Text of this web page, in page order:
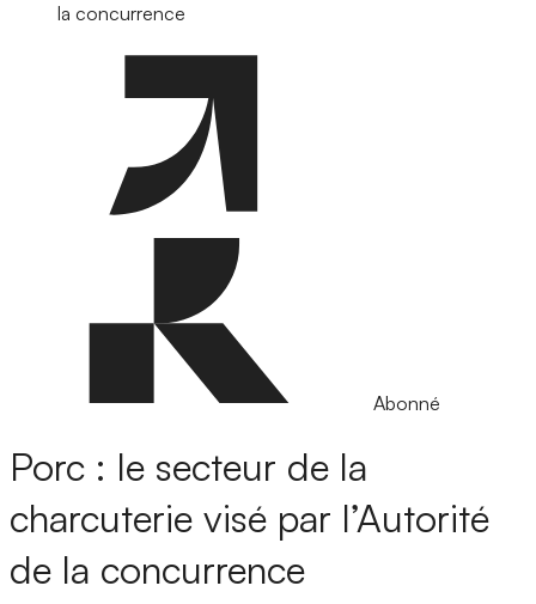
la concurrence
Abonné
Porc : le secteur de la
charcuterie visé par l’Autorité
de la concurrence